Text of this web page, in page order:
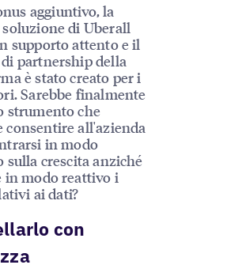
aggiuntivo, la
di Uberall
supporto attento e il
partnership della
è stato creato per i
Sarebbe finalmente
strumento che
consentire all'azienda
in modo
sulla crescita anziché
in modo reattivo i
ai dati?
con